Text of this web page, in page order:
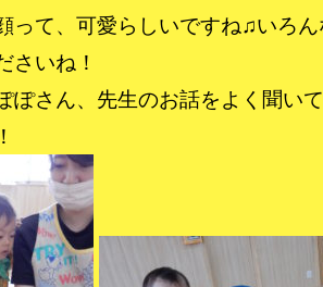
って、可愛らしいですね♫いろ
さいね！
ぽさん、先生のお話をよく聞